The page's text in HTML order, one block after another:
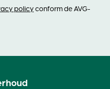
policy conform de AVG-